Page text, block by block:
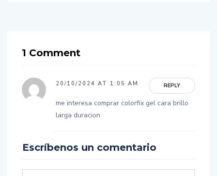
1 Comment
REPLY
20/10/2024 AT 1:05 AM
me interesa comprar colorfix gel cara brillo
larga duracion
Escríbenos un comentario